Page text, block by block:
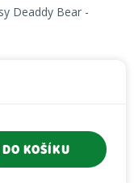
Deaddy Bear -
DO KOŠÍKU